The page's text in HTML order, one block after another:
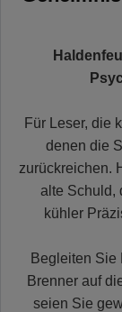
Für Leser, die
denen die
zurückreichen.
alte Schuld,
kühler
Begleiten Sie
Brenner auf
seien Sie